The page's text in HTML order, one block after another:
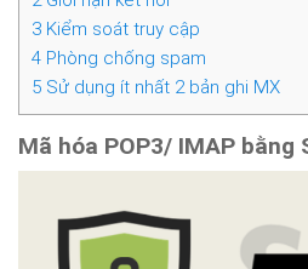
3 Kiểm soát truy cập
4 Phòng chống spam
5 Sử dụng ít nhất 2 bản ghi MX
Mã hóa POP3/ IMAP bằng